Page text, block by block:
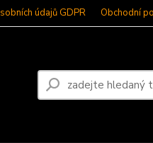
údajů GDPR Obchodní